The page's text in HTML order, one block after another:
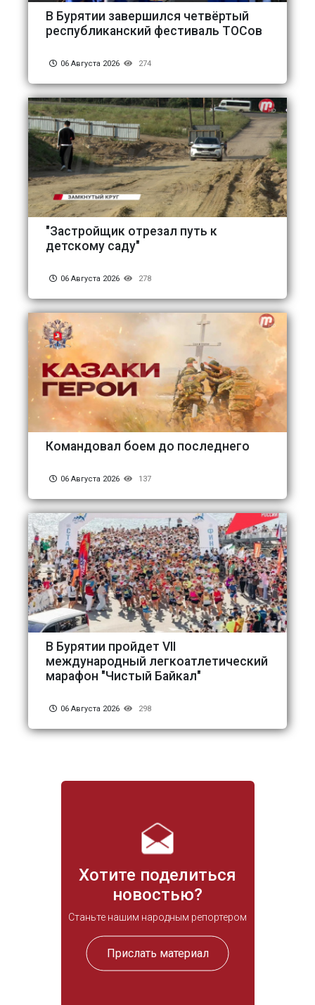
Хотите поделиться
новостью?
Станьте нашим народным репортером
Прислать материал
В Бурятии завершился четвёртый
республиканский фестиваль ТОСов
06 Августа 2026 274
"Застройщик отрезал путь к
детскому саду"
06 Августа 2026 278
Командовал боем до последнего
06 Августа 2026 137
В Бурятии пройдет VII
международный легкоатлетический
марафон "Чистый Байкал"
06 Августа 2026 298